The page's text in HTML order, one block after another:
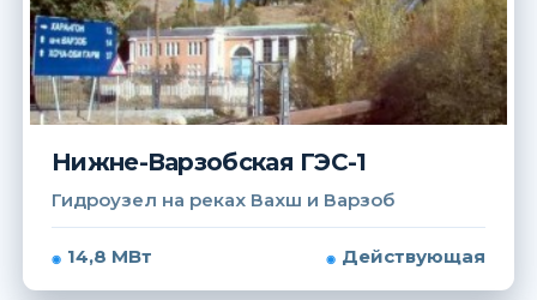
Нижне-Варзобская ГЭС-1
Гидроузел на реках Вахш и Варзоб
14,8 МВт Действующая